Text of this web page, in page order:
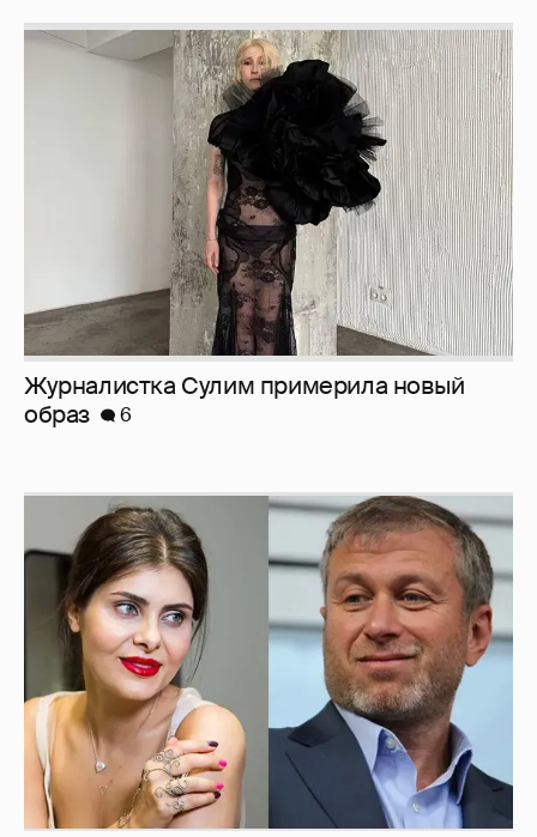
Журналистка Сулим примерила новый
образ
6